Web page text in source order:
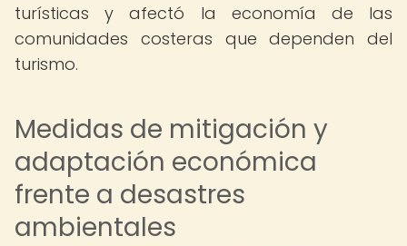
turísticas y afectó la economía de las
comunidades costeras que dependen del
turismo.
Medidas de mitigación y
adaptación económica
frente a desastres
ambientales